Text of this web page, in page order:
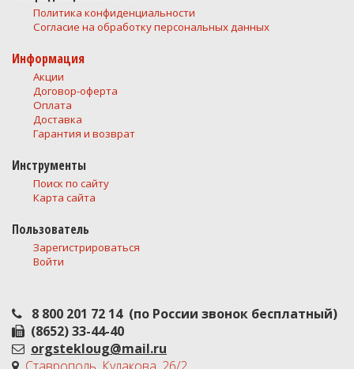
Политика конфиденциальности
Согласие на обработку персональных данных
Информация
Акции
Договор-оферта
Оплата
Доставка
Гарантия и возврат
Инструменты
Поиск по сайту
Карта сайта
Пользователь
Зарегистрироваться
Войти
8 800 201 72 14 (по России звонок бесплатный)
(8652) 33-44-40
orgstekloug@mail.ru